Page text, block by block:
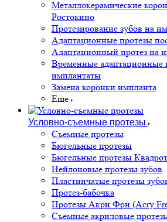
Металлокерамические
Ростокино
Протезирование зубов на
Адаптационные протезы
Адаптационный протез на
Временные адаптационные
имплантаты
Замена коронки импланта
Еще
Условно-съемные протезы
Съёмные протезы
Бюгельные протезы
Бюгельные протезы
Нейлоновые протезы зубов
Пластинчатые протезы
Протез-бабочка
Протезы Акри Фри (Acry
Съемные акриловые